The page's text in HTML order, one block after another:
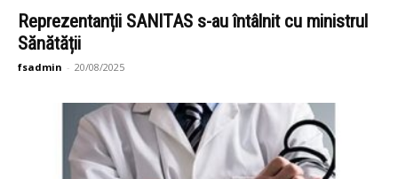
Reprezentanții SANITAS s-au întâlnit cu ministrul
Sănătății
fsadmin - 20/08/2025